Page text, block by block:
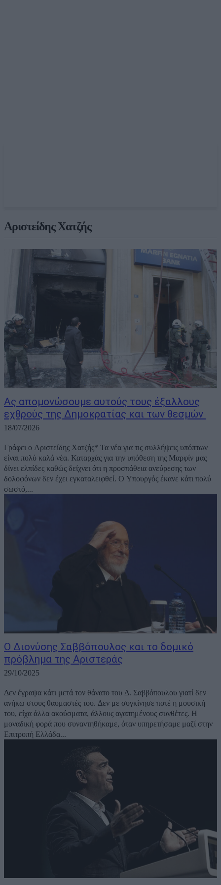
Αριστείδης Χατζής
Ας απομονώσουμε αυτούς τους έξαλλους
εχθρούς της Δημοκρατίας και των θεσμών
18/07/2026
Γράφει ο Αριστείδης Χατζής* Τα νέα για τις συλλήψεις υπόπτων
είναι πολύ καλά νέα. Καταρχάς για την υπόθεση της Μαρφίν μας
δίνει ελπίδες καθώς δείχνει ότι η προσπάθεια ανεύρεσης των
δολοφόνων δεν έχει εγκαταλειφθεί. Ο Υπουργός έκανε κάτι πολύ
σωστό,...
Ο Διονύσης Σαββόπουλος και το δομικό
πρόβλημα της Αριστεράς
29/10/2025
Δεν έγραψα κάτι μετά τον θάνατο του Δ. Σαββόπουλου γιατί δεν
ανήκω στους θαυμαστές του. Δεν με συγκίνησε ποτέ η μουσική
του, είχα άλλα ακούσματα, άλλους αγαπημένους συνθέτες. Η
μοναδική φορά που συναντηθήκαμε, όταν υπηρετήσαμε μαζί στην
Επιτροπή Ελλάδα...